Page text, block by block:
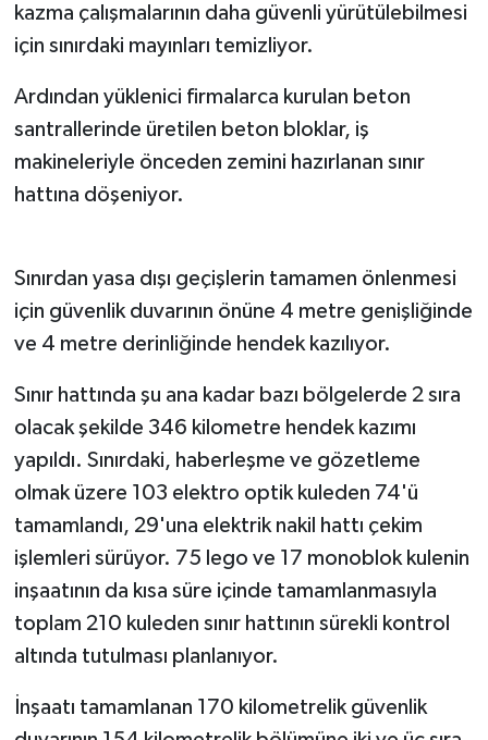
kazma çalışmalarının daha güvenli yürütülebilmesi
için sınırdaki mayınları temizliyor.
Ardından yüklenici firmalarca kurulan beton
santrallerinde üretilen beton bloklar, iş
makineleriyle önceden zemini hazırlanan sınır
hattına döşeniyor.
Sınırdan yasa dışı geçişlerin tamamen önlenmesi
için güvenlik duvarının önüne 4 metre genişliğinde
ve 4 metre derinliğinde hendek kazılıyor.
Sınır hattında şu ana kadar bazı bölgelerde 2 sıra
olacak şekilde 346 kilometre hendek kazımı
yapıldı. Sınırdaki, haberleşme ve gözetleme
olmak üzere 103 elektro optik kuleden 74'ü
tamamlandı, 29'una elektrik nakil hattı çekim
işlemleri sürüyor. 75 lego ve 17 monoblok kulenin
inşaatının da kısa süre içinde tamamlanmasıyla
toplam 210 kuleden sınır hattının sürekli kontrol
altında tutulması planlanıyor.
İnşaatı tamamlanan 170 kilometrelik güvenlik